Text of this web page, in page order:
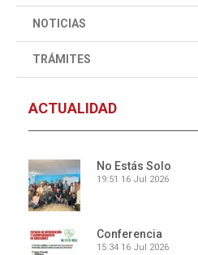
NOTICIAS
TRÁMITES
ACTUALIDAD
No Estás Solo
19:51 16 Jul 2026
Conferencia
15:34 16 Jul 2026